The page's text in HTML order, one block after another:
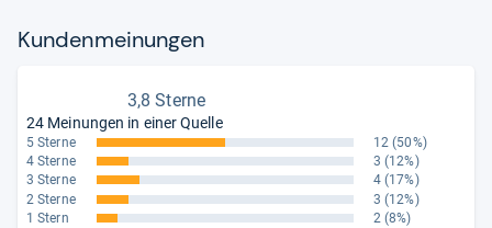
Kun­den­mei­nun­gen
3,8 Sterne
24 Meinungen in einer Quelle
5 Sterne 12 (50%)
4 Sterne
3 (12%)
3 Sterne
4 (17%)
2 Sterne
3 (12%)
1 Stern
2 (8%)